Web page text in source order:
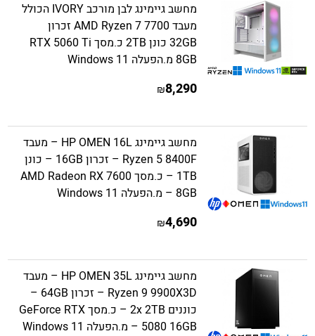
מחשב גיימינג לבן מורכב IVORY הכולל
מעבד AMD Ryzen 7 7700 זכרון
32GB כונן 2TB כ.מסך RTX 5060 Ti
8GB מ.הפעלה Windows 11
8,290
₪
מחשב גיימינג HP OMEN 16L – מעבד
Ryzen 5 8400F – זכרון 16GB – כונן
1TB – כ.מסך AMD Radeon RX 7600
8GB – מ.הפעלה Windows 11
4,690
₪
מחשב גיימינג HP OMEN 35L – מעבד
Ryzen 9 9900X3D – זכרון 64GB –
כוננים 2x 2TB – כ.מסך GeForce RTX
5080 16GB – מ.הפעלה Windows 11